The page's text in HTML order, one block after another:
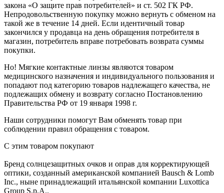
закона «О защите прав потребителей» и ст. 502 ГК РФ.
Непродовольственную покупку можно вернуть с обменом на
такой же в течение 14 дней. Если идентичный товар
закончился у продавца на день обращения потребителя в
магазин, потребитель вправе потребовать возврата суммы
покупки.
Но! Мягкие контактные линзы являются товаром
медицинского назначения и индивидуального пользования и
попадают под категорию товаров надлежащего качества, не
подлежащих обмену и возврату согласно Постановлению
Правительства РФ от 19 января 1998 г.
Наши сотрудники помогут Вам обменять товар при
соблюдении правил обращения с товаром.
С этим товаром покупают
Бренд солнцезащитных очков и оправ для корректирующей
оптики, созданный американской компанией Bausch & Lomb
Inc., ныне принадлежащий итальянской компании Luxottica
Group S.p.A..